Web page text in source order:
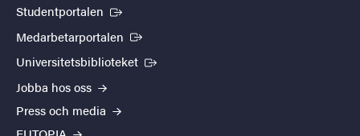
Studentportalen (Extern länk)
Medarbetarportalen (Extern länk)
Universitetsbiblioteket (Extern länk)
Jobba hos oss
Press och media